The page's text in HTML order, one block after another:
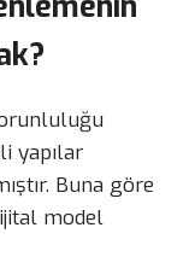
yapılar
Buna göre
model